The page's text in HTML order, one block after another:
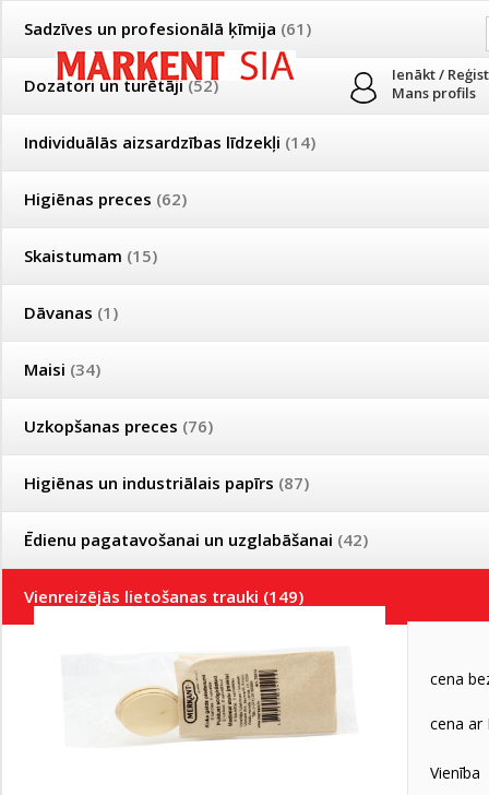
Ienākt /
Mans profils
Sadzīves un profesionālā ķīmija (61)
Dozatori un turētāji(52)
Individuālās aizsardzības līdzekļi (14)
Higiēnas preces (62)
Skaistumam (15)
Dāvanas (1)
Maisi (34)
Uzkopšanas preces (76)
Higiēnas un industriālais papīrs (87)
Ēdienu pagatavošanai un uzglabāšanai (42)
Vienreizējās lietošanas trauki (149)
(39)
ECO piknika piederumi(33)
HORECA trauki(46)
PAR MUMS
PRODUKTI
Mājsaimniecības un profesionālās uzkopšanas preču tirdzniecība
Bezmaksas piegāde visā Latvijā pasūtījumiem no 50 eiro!
Īpašas cenas un piegādes nosacījumi vairumtirgotājiem
Reģistrējies un saņem pastāvīgu atlaidi!
ECO piknika piederumi
kods:70514
cena
cena ar
Vienība